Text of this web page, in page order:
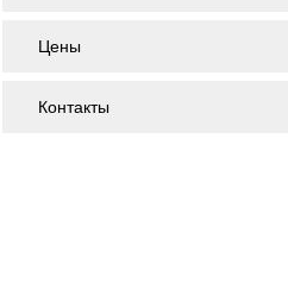
Цены
Контакты